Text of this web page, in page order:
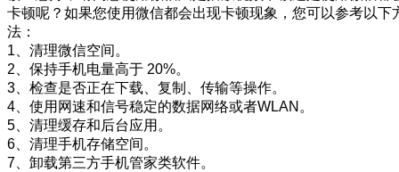
卡顿呢？如果您使用微信都会出现卡顿现象，您可以参考以下
法：
1、清理微信空间。
2、保持手机电量高于 20%。
3、检查是否正在下载、复制、传输等操作。
4、使用网速和信号稳定的数据网络或者WLAN。
5、清理缓存和后台应用。
6、清理手机存储空间。
7、卸载第三方手机管家类软件。